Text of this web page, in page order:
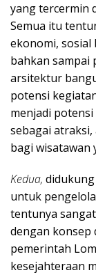
yang tercermin
Semua itu
ekonomi, sosial
bahkan sampai
arsitektur
potensi
menjadi
sebagai
bagi wisatawan
Kedua, didukung
untuk
tentunya
dengan konsep
pemerintah
kesejahteraan